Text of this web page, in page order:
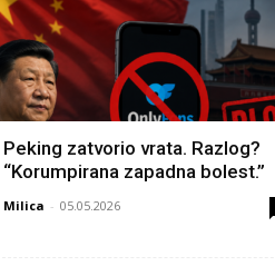
Peking zatvorio vrata. Razlog?
“Korumpirana zapadna bolest.”
Milica - 05.05.2026